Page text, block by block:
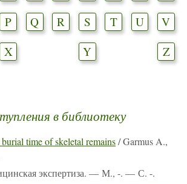
P Q R S T U
V
X Y Z
в библиотеку
time of skeletal remains/ Garmus A.,
экспертиза. — М., -. — С. -.